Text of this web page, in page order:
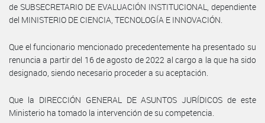
de SUBSECRETARIO DE EVALUACIÓN INSTITUCIONAL, dependiente
del MINISTERIO DE CIENCIA, TECNOLOGÍA E INNOVACIÓN.
Que el funcionario mencionado precedentemente ha presentado su
renuncia a partir del 16 de agosto de 2022 al cargo a la que ha sido
designado, siendo necesario proceder a su aceptación.
Que la DIRECCIÓN GENERAL DE ASUNTOS JURÍDICOS de este
Ministerio ha tomado la intervención de su competencia.